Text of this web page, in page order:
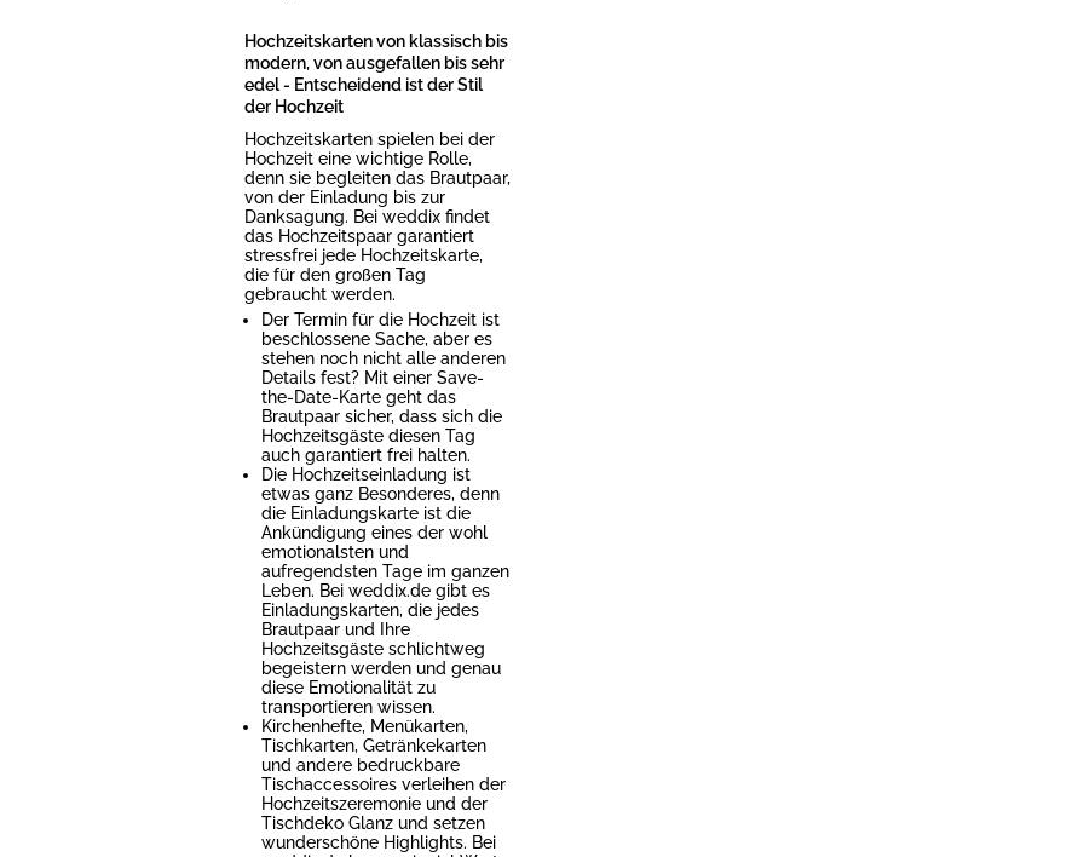
Hochzeitskarten von klassisch bis
modern, von ausgefallen bis sehr
edel - Entscheidend ist der Stil
der Hochzeit
Hochzeitskarten spielen bei der
Hochzeit eine wichtige Rolle,
denn sie begleiten das Brautpaar,
von der Einladung bis zur
Danksagung. Bei weddix findet
das Hochzeitspaar garantiert
stressfrei jede Hochzeitskarte,
die für den großen Tag
gebraucht werden.
Der Termin für die Hochzeit ist
beschlossene Sache, aber es
stehen noch nicht alle anderen
Details fest? Mit einer Save-
the-Date-Karte geht das
Brautpaar sicher, dass sich die
Hochzeitsgäste diesen Tag
auch garantiert frei halten.
Die Hochzeitseinladung ist
etwas ganz Besonderes, denn
die Einladungskarte ist die
Ankündigung eines der wohl
emotionalsten und
aufregendsten Tage im ganzen
Leben. Bei weddix.de gibt es
Einladungskarten, die jedes
Brautpaar und Ihre
Hochzeitsgäste schlichtweg
begeistern werden und genau
diese Emotionalität zu
transportieren wissen.
Kirchenhefte, Menükarten,
Tischkarten, Getränkekarten
und andere bedruckbare
Tischaccessoires verleihen der
Hochzeitszeremonie und der
Tischdeko Glanz und setzen
wunderschöne Highlights. Bei